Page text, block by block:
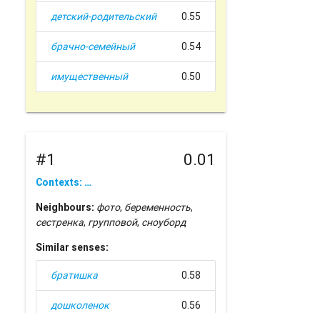
детский-родительский 0.55
брачно-семейный 0.54
имущественный 0.50
#1 0.01
Contexts: …
Neighbours: фото, беременность,
сестренка, групповой, сноуборд
Similar senses:
братишка 0.58
дошколенок 0.56